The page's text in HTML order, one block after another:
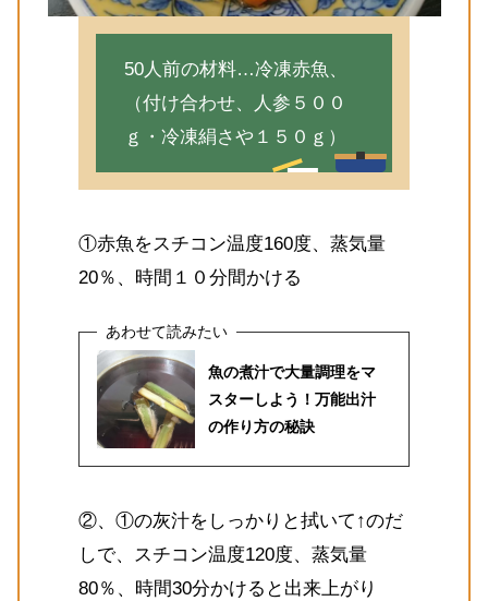
50人前の材料…冷凍赤魚、
（付け合わせ、人参５００
ｇ・冷凍絹さや１５０ｇ）
①赤魚をスチコン温度160度、蒸気量
20％、時間１０分間かける
魚の煮汁で大量調理をマ
スターしよう！万能出汁
の作り方の秘訣
②、①の灰汁をしっかりと拭いて↑のだ
しで、スチコン温度120度、蒸気量
80％、時間30分かけると出来上がり